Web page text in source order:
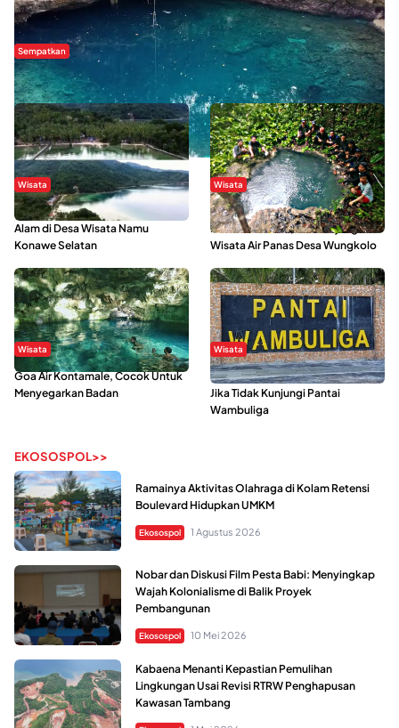
Sempatkan
Danau Rebi-Rebi, Pesona Alam Tersembunyi di Morowali
Wisata
Menikmati Suasana Keindahan
Alam di Desa Wisata Namu
Konawe Selatan
Wisata
Sering Menjadi Tempat Refreshing
Mahasiswa KKN, Yuk Kunjungi
Wisata Air Panas Desa Wungkolo
Wisata
Goa Air Kontamale, Cocok Untuk
Menyegarkan Badan
Wisata
Berkunjung Ke Wakatobi, Nyesal
Jika Tidak Kunjungi Pantai
Wambuliga
EKOSOSPOL>>
Ramainya Aktivitas Olahraga di Kolam Retensi
Boulevard Hidupkan UMKM
Ekosospol 1 Agustus 2026
Nobar dan Diskusi Film Pesta Babi: Menyingkap
Wajah Kolonialisme di Balik Proyek
Pembangunan
Ekosospol 10 Mei 2026
Kabaena Menanti Kepastian Pemulihan
Lingkungan Usai Revisi RTRW Penghapusan
Kawasan Tambang